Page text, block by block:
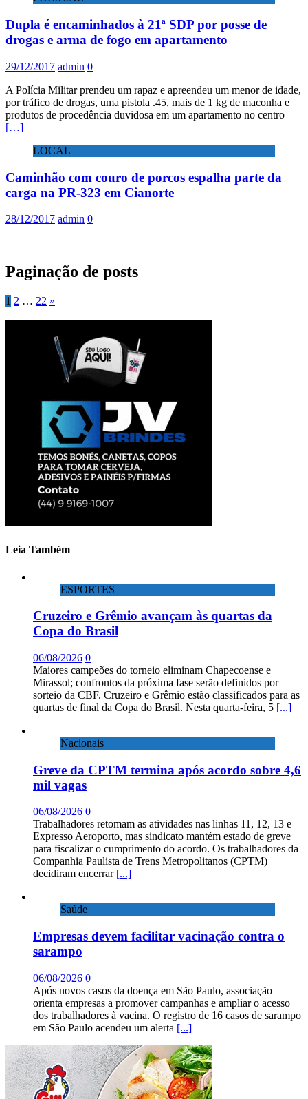
Dupla é encaminhados à 21ª SDP por posse de
drogas e arma de fogo em apartamento
29/12/2017 admin 0
A Polícia Militar prendeu um rapaz e apreendeu um menor de idade,
por tráfico de drogas, uma pistola .45, mais de 1 kg de maconha e
produtos de procedência duvidosa em um apartamento no centro
[…]
LOCAL
Caminhão com couro de porcos espalha parte da
carga na PR-323 em Cianorte
28/12/2017 admin 0
Paginação de posts
1 2 … 22 »
Leia Também
ESPORTES
Cruzeiro e Grêmio avançam às quartas da
Copa do Brasil
06/08/2026 0
Maiores campeões do torneio eliminam Chapecoense e
Mirassol; confrontos da próxima fase serão definidos por
sorteio da CBF. Cruzeiro e Grêmio estão classificados para as
quartas de final da Copa do Brasil. Nesta quarta-feira, 5 [...]
Nacionais
Greve da CPTM termina após acordo sobre 4,6
mil vagas
06/08/2026 0
Trabalhadores retomam as atividades nas linhas 11, 12, 13 e
Expresso Aeroporto, mas sindicato mantém estado de greve
para fiscalizar o cumprimento do acordo. Os trabalhadores da
Companhia Paulista de Trens Metropolitanos (CPTM)
decidiram encerrar [...]
Saúde
Empresas devem facilitar vacinação contra o
sarampo
06/08/2026 0
Após novos casos da doença em São Paulo, associação
orienta empresas a promover campanhas e ampliar o acesso
dos trabalhadores à vacina. O registro de 16 casos de sarampo
em São Paulo acendeu um alerta [...]